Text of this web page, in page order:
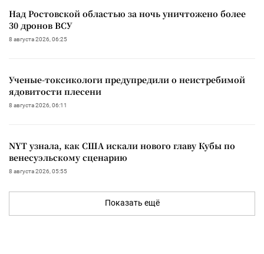
Над Ростовской областью за ночь уничтожено более
30 дронов ВСУ
8 августа 2026, 06:25
Ученые-токсикологи предупредили о неистребимой
ядовитости плесени
8 августа 2026, 06:11
NYT узнала, как США искали нового главу Кубы по
венесуэльскому сценарию
8 августа 2026, 05:55
Показать ещё